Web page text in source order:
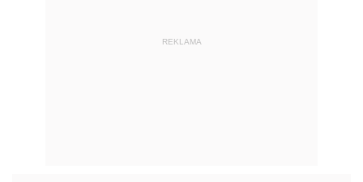
REKLAMA